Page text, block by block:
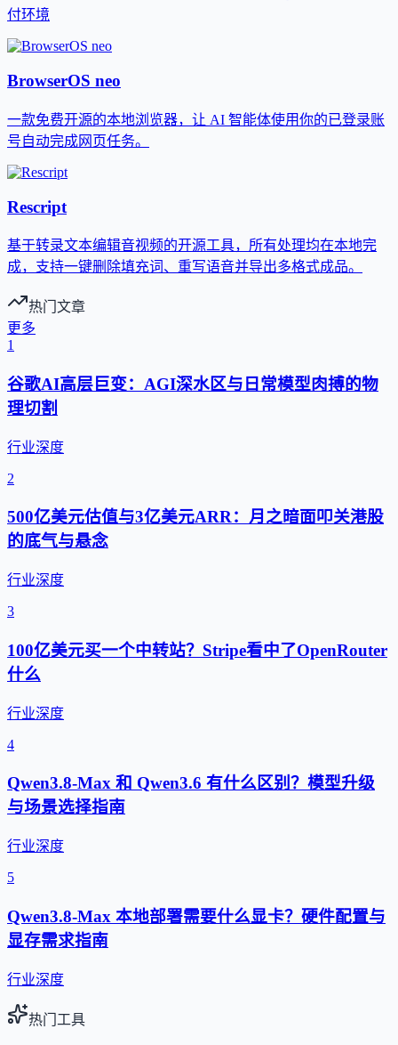
付环境
BrowserOS neo
一款免费开源的本地浏览器，让 AI 智能体使用你的已登录账
号自动完成网页任务。
Rescript
基于转录文本编辑音视频的开源工具，所有处理均在本地完
成，支持一键删除填充词、重写语音并导出多格式成品。
热门文章
更多
1
谷歌AI高层巨变：AGI深水区与日常模型肉搏的物
理切割
行业深度
2
500亿美元估值与3亿美元ARR：月之暗面叩关港股
的底气与悬念
行业深度
3
100亿美元买一个中转站？Stripe看中了OpenRouter
什么
行业深度
4
Qwen3.8-Max 和 Qwen3.6 有什么区别？模型升级
与场景选择指南
行业深度
5
Qwen3.8-Max 本地部署需要什么显卡？硬件配置与
显存需求指南
行业深度
热门工具